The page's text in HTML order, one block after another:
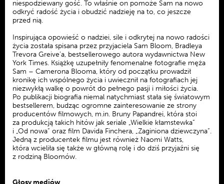
niespodziewany gość. To właśnie on pomoże Sam na nowo
odkryć radość życia i obudzić nadzieję na to, co jeszcze
przed nią.
Inspirująca opowieść o nadziei, sile i odkrytej na nowo radości
życia została spisana przez przyjaciela Sam Bloom, Bradleya
Trevora Greive’a, bestsellerowego autora wydawnictwa New
York Times. Książkę uzupełniły fenomenalne fotografie męża
Sam – Camerona Blooma, który od początku prowadził
kronikę ich wspólnego życia i uwiecznił na fotografiach jej
niezwykłą walkę o powrót do pełnego pasji i miłości życia.
Po publikacji biografia niemal natychmiast stała się światowym
bestsellerem, budząc ogromne zainteresowanie ze strony
producentów filmowych, m.in. Bruny Papandrei, która stoi
za produkcją takich hitów jak seriale „Wielkie kłamstewka”
i „Od nowa” oraz film Davida Finchera, „Zaginiona dziewczyna”.
Jedną z producentek filmu jest również Naomi Watts,
która wcieliła się także w główną rolę i do dziś przyjaźni się
z rodziną Bloomów.
Głosy mediów